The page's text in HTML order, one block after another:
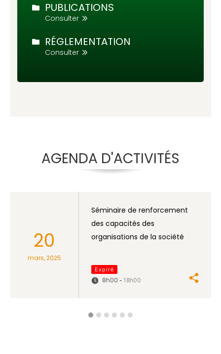
PUBLICATIONS
Consulter
RÉGLEMENTATION
Consulter
AGENDA D'ACTIVITÉS
20
mars, 2025
Séminaire de renforcement
des capacités des
organisations de la société
commande publique
Expiré
8h00 - 18h00